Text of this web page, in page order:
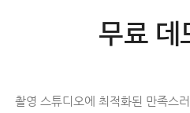
무료 데
촬영 스튜디오에 최적화된 만족스